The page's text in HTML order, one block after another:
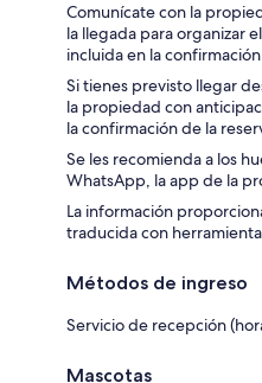
Comunícate con la
la llegada para organizar
incluida en la
Si tienes previsto llegar
la propiedad con
la confirmación de la
Se les recomienda a los
WhatsApp, la app de la
La información
traducida con
Métodos de ingreso
Servicio de recepción
Mascotas